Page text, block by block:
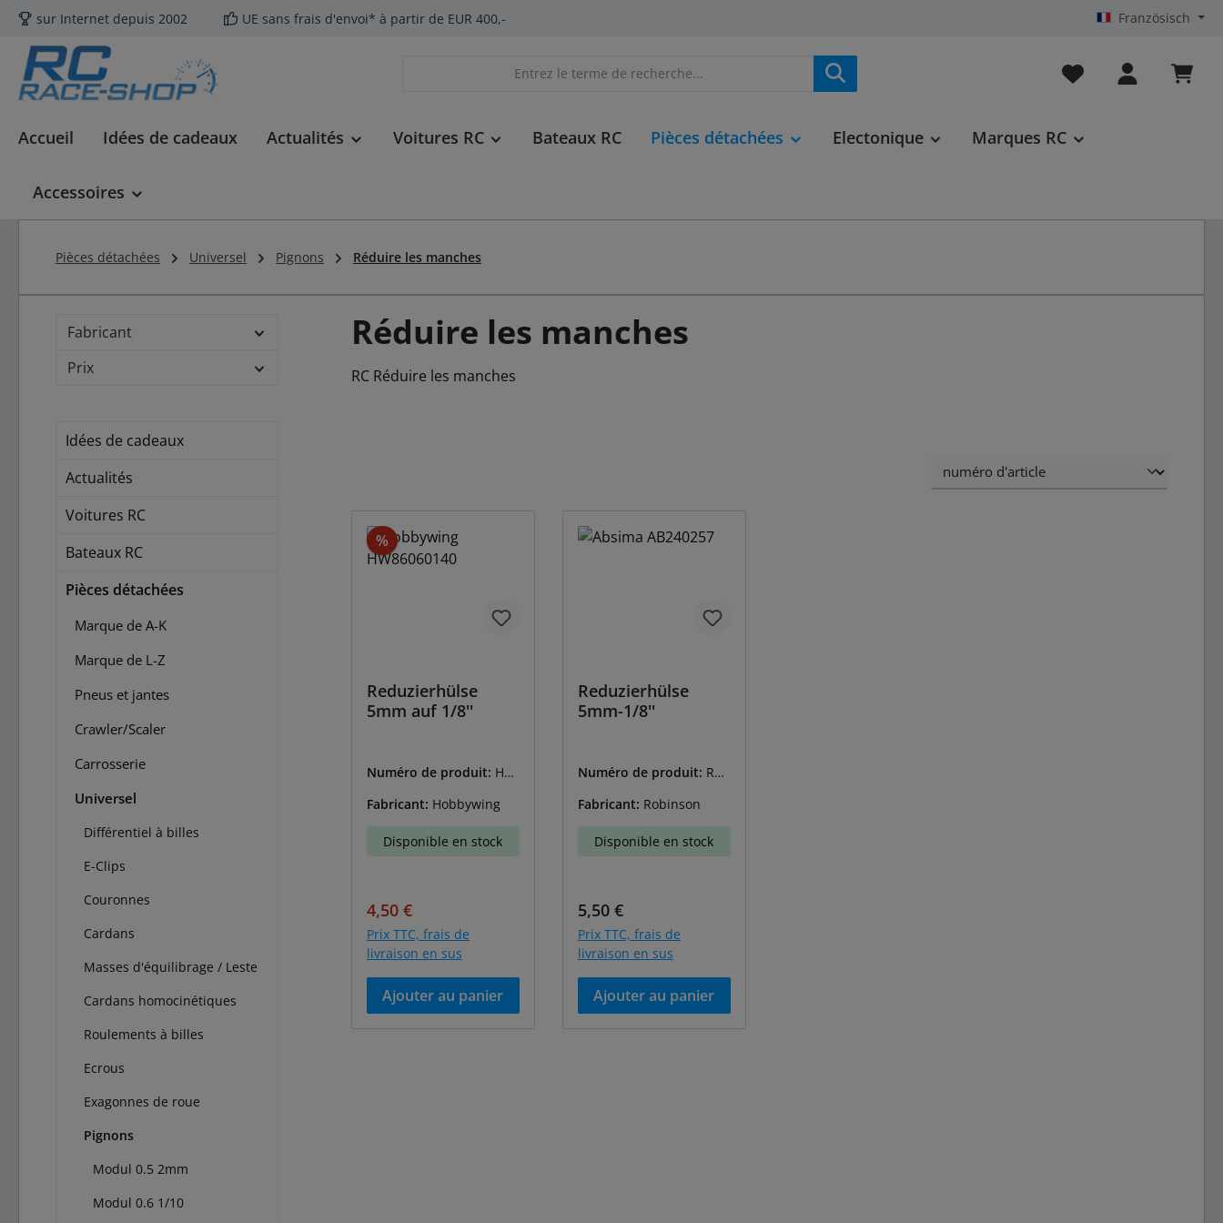
au contenu principal
Passer à la recherche
Passer à la navigation principale
sur Internet depuis 2002 UE sans frais d'envoi* à partir de EUR 400,- Französisch
Vous avez 0 articles
Accueil Idées de cadeaux Actualités Voitures RC Bateaux RC Pièces détachées Electonique Marques RC
Accessoires
Pièces détachées Universel Pignons Réduire les manches
Fabricant
Prix
Idées de cadeaux
Actualités
Voitures RC
Bateaux RC
Pièces détachées
Marque de A-K
Marque de L-Z
Pneus et jantes
Crawler/Scaler
Carrosserie
Universel
Différentiel à billes
E-Clips
Couronnes
Cardans
Masses d'équilibrage / Leste
Cardans homocinétiques
Roulements à billes
Ecrous
Exagonnes de roue
Pignons
Modul 0.5 2mm
Modul 0.6 1/10
Réduire les manches
RC Réduire les manches
% Réduction
Reduzierhülse
5mm auf 1/8''
Numéro de produit: HW
Fabricant: Hobbywing
Disponible en stock
Prix de vente :
4,50 €
Prix TTC, frais de
livraison en sus
Ajouter au panier
Reduzierhülse
5mm-1/8''
Numéro de produit: RRP
Fabricant: Robinson
Disponible en stock
Prix régulier :
5,50 €
Prix TTC, frais de
livraison en sus
Ajouter au panier